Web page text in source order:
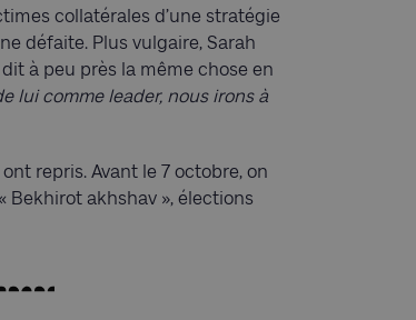
collatérales d’une stratégie
défaite. Plus vulgaire, Sarah
à peu près la même chose en
lui comme leader, nous irons à
repris. Avant le 7 octobre, on
Bekhirot akhshav », élections